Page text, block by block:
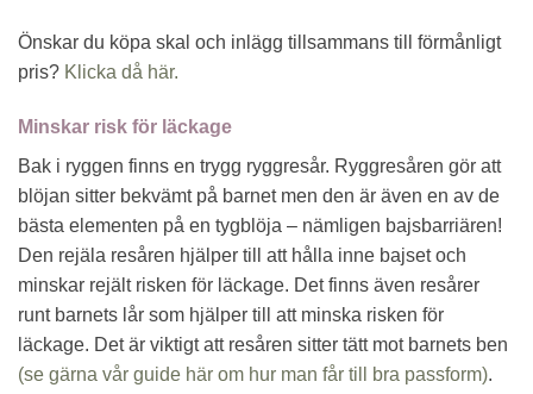
Önskar du köpa skal och inlägg tillsammans till förmånligt
pris? Klicka då här.
Minskar risk för läckage
Bak i ryggen finns en trygg ryggresår. Ryggresåren gör att
blöjan sitter bekvämt på barnet men den är även en av de
bästa elementen på en tygblöja – nämligen bajsbarriären!
Den rejäla resåren hjälper till att hålla inne bajset och
minskar rejält risken för läckage. Det finns även resårer
runt barnets lår som hjälper till att minska risken för
läckage. Det är viktigt att resåren sitter tätt mot barnets ben
(se gärna vår guide här om hur man får till bra passform).